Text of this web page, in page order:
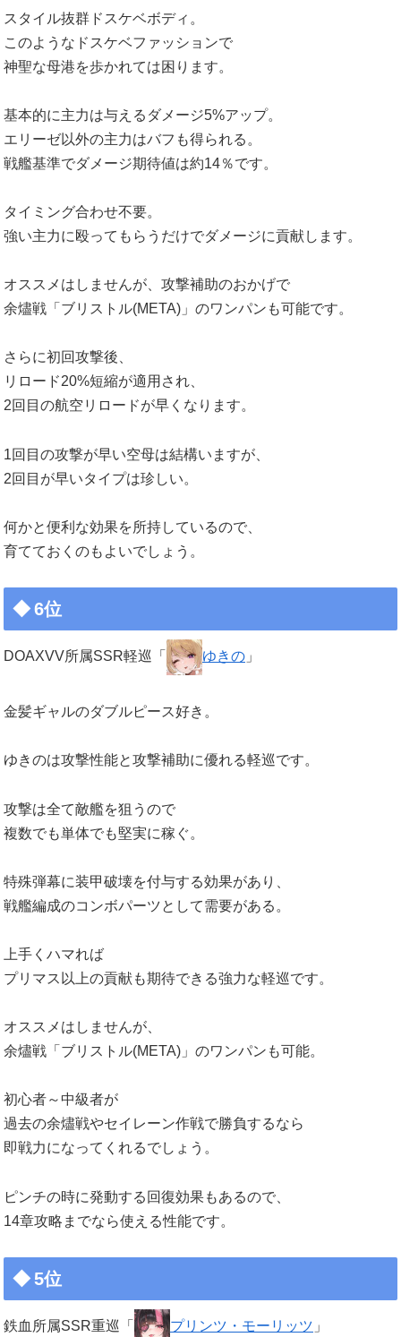
スタイル抜群ドスケベボディ。
このようなドスケベファッションで
神聖な母港を歩かれては困ります。
基本的に主力は与えるダメージ5%アップ。
エリーゼ以外の主力はバフも得られる。
戦艦基準でダメージ期待値は約14％です。
タイミング合わせ不要。
強い主力に殴ってもらうだけでダメージに貢献します。
オススメはしませんが、攻撃補助のおかげで
余燼戦「ブリストル(META)」のワンパンも可能です。
さらに初回攻撃後、
リロード20%短縮が適用され、
2回目の航空リロードが早くなります。
1回目の攻撃が早い空母は結構いますが、
2回目が早いタイプは珍しい。
何かと便利な効果を所持しているので、
育てておくのもよいでしょう。
6位
DOAXVV所属SSR軽巡「 ゆきの 」
金髪ギャルのダブルピース好き。
ゆきのは攻撃性能と攻撃補助に優れる軽巡です。
攻撃は全て敵艦を狙うので
複数でも単体でも堅実に稼ぐ。
特殊弾幕に装甲破壊を付与する効果があり、
戦艦編成のコンボパーツとして需要がある。
上手くハマれば
プリマス以上の貢献も期待できる強力な軽巡です。
オススメはしませんが、
余燼戦「ブリストル(META)」のワンパンも可能。
初心者～中級者が
過去の余燼戦やセイレーン作戦で勝負するなら
即戦力になってくれるでしょう。
ピンチの時に発動する回復効果もあるので、
14章攻略までなら使える性能です。
5位
鉄血所属SSR重巡「 プリンツ・モーリッツ 」